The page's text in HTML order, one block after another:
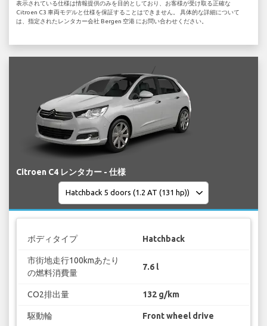
表示されている仕様は情報提供のみを目的としており、お客様が受け取る正確な
Citroen C3 車両モデルと仕様を保証することはできません。 具体的な詳細について
は、指定されたレンタカー会社 Bergen 空港 にお問い合わせください。
Citroen C4 レンタカー - 仕様
ボディタイプ Hatchback
市街地走行100kmあたり
の燃料消費量
7.6 l
CO2排出量 132 g/km
駆動輪 Front wheel drive